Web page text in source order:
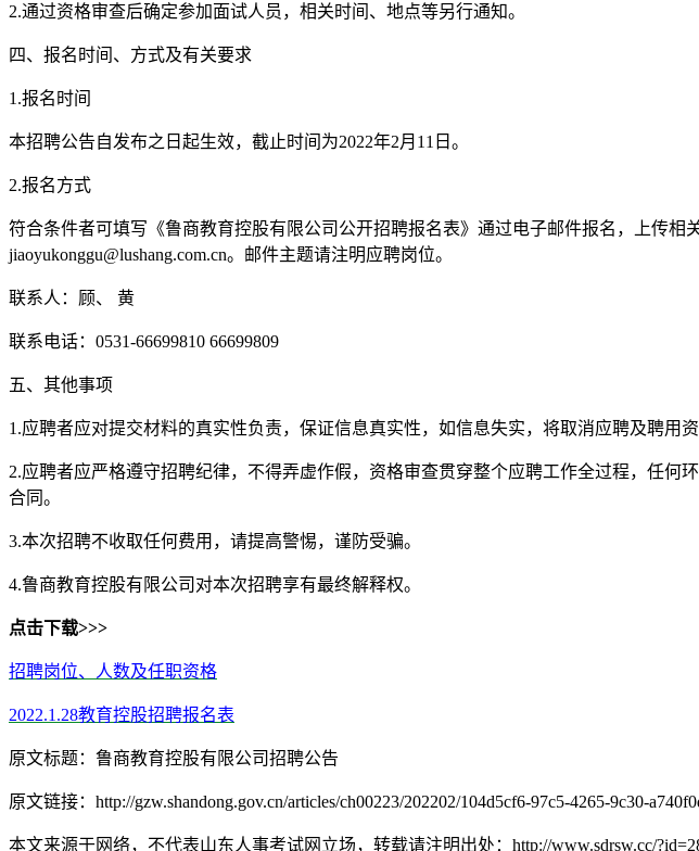
2.通过资格审查后确定参加面试人员，相关时间、地点等另行通知。
四、报名时间、方式及有关要求
1.报名时间
本招聘公告自发布之日起生效，截止时间为2022年2月11日。
2.报名方式
符合条件者可填写《鲁商教育控股有限公司公开招聘报名表》通过电子邮件报名，上传
jiaoyukonggu@lushang.com.cn。邮件主题请注明应聘岗位。
联系人：顾、 黄
联系电话：0531-66699810 66699809
五、其他事项
1.应聘者应对提交材料的真实性负责，保证信息真实性，如信息失实，将取消应聘及聘用
2.应聘者应严格遵守招聘纪律，不得弄虚作假，资格审查贯穿整个应聘工作全过程，任
合同。
3.本次招聘不收取任何费用，请提高警惕，谨防受骗。
4.鲁商教育控股有限公司对本次招聘享有最终解释权。
点击下载>>>
招聘岗位、人数及任职资格
2022.1.28教育控股招聘报名表
原文标题：鲁商教育控股有限公司招聘公告
原文链接：http://gzw.shandong.gov.cn/articles/ch00223/202202/104d5cf6-97c5-4265-9c30-
本文来源于网络，不代表山东人事考试网立场，转载请注明出处：http://www.sdrsw.cc/